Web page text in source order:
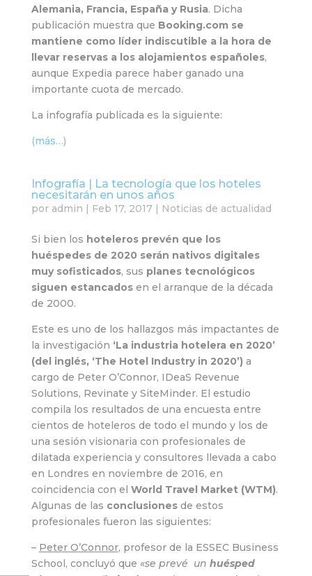
Alemania, Francia, España y Rusia. Dicha
publicación muestra que Booking.com se
mantiene como líder indiscutible a la hora de
llevar reservas a los alojamientos españoles,
aunque Expedia parece haber ganado una
importante cuota de mercado.
La infografía publicada es la siguiente:
(más…)
Infografía | La tecnología que los hoteles
necesitarán en unos años
por admin | Feb 17, 2017 | Noticias de actualidad
Si bien los hoteleros prevén que los
huéspedes de 2020 serán nativos digitales
muy sofisticados, sus planes tecnológicos
siguen estancadosen el arranque de la década
de 2000.
Este es uno de los hallazgos más impactantes de
la investigación ‘La industria hotelera en 2020’
(del inglés, ‘The Hotel Industry in 2020’) a
cargo de Peter O’Connor, IDeaS Revenue
Solutions, Revinate y SiteMinder. El estudio
compila los resultados de una encuesta entre
cientos de hoteleros de todo el mundo y los de
una sesión visionaria con profesionales de
dilatada experiencia y consultores llevada a cabo
en Londres en noviembre de 2016, en
coincidencia con el World Travel Market (WTM).
Algunas de las conclusionesde estos
profesionales fueron las siguientes:
– Peter O’Connor, profesor de la ESSEC Business
School, concluyó que «se prevé un huésped